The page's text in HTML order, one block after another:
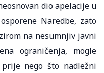
dio apelacije u
Naredbe, zato
na nesumnjiv javni
ograničenja, mogle
nego što nadležni